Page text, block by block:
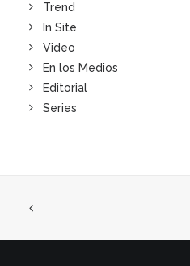
Trend
In Site
Video
En los Medios
Editorial
Series